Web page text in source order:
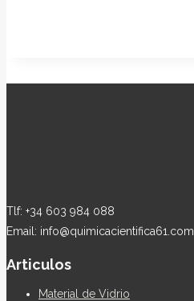
Tlf: +34 603 984 088
Email: info@quimicacientifica61.com
Articulos
Material de Vidrio